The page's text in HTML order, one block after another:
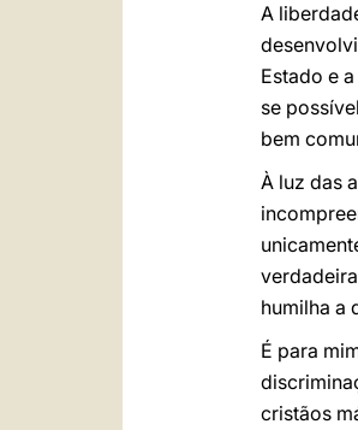
A
Estado e
se
bem
À luz das
humilha a
É para
cristãos